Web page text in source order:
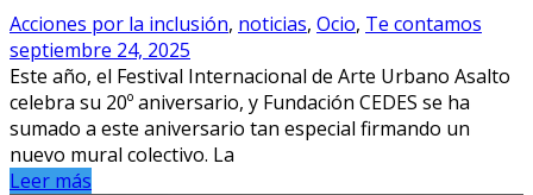
Acciones por la inclusión, noticias, Ocio, Te contamos
septiembre 24, 2025
Este año, el Festival Internacional de Arte Urbano Asalto
celebra su 20º aniversario, y Fundación CEDES se ha
sumado a este aniversario tan especial firmando un
nuevo mural colectivo. La
Leer más